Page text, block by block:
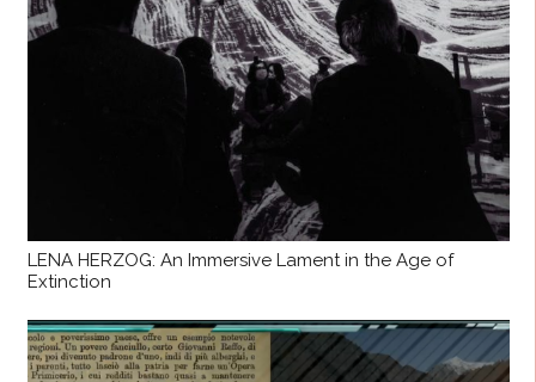
LENA HERZOG: An Immersive Lament in the Age of
Extinction